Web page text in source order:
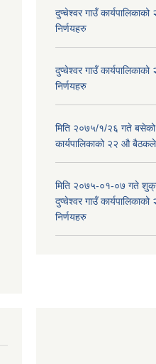
दुप्चेश्वर गाउँ
निर्णयहरु
दुप्चेश्वर गाउँ
निर्णयहरु
मिति २०७५/१/२६ गते बसेको
कार्यपालिकाको २२ औ बैठकले
मिति २०७५-०१-०७ गते
दुप्चेश्वर गाउँ
निर्णयहरु